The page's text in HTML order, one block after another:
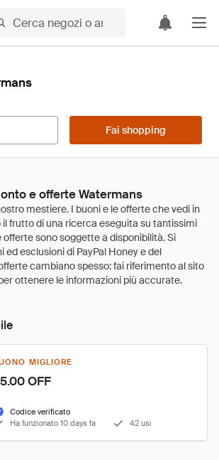
Fai shopping
e offerte Watermans
MIGLIORE
OFF
Codice verificato
Ha funzionato 10 days fa
42 usi